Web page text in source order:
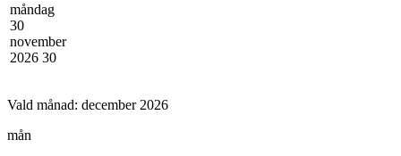
måndag
30
november
2026 30
Vald månad: december 2026
mån